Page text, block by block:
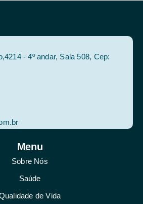
- 4º andar, Sala 508, Cep:
Menu
Sobre Nós
Saúde
de Vida